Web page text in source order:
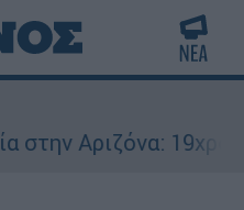
στην Αριζόνα: